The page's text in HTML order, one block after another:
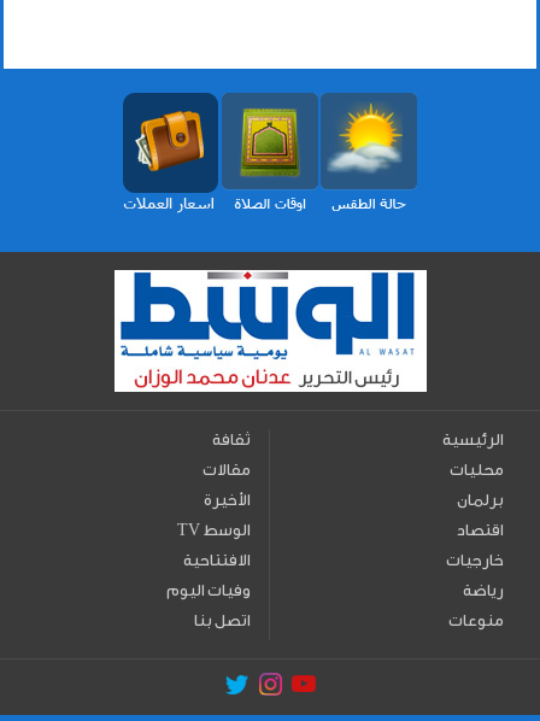
الرئيسية
محليات
برلمان
اقتصاد
خارجيات
رياضة
منوعات
ثقافة
مقالات
الأخيرة
TV الوسط
الافتتاحية
وفيات اليوم
اتصل بنا